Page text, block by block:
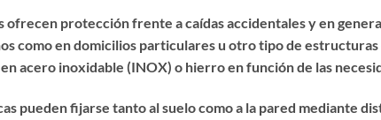
ofrecen protección frente a caídas accidentales y en
como en domicilios particulares u otro tipo de
acero inoxidable (INOX) o hierro en función de las
pueden fijarse tanto al suelo como a la pared mediante